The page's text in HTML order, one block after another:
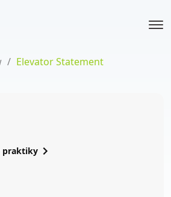
/ Elevator Statement
praktiky